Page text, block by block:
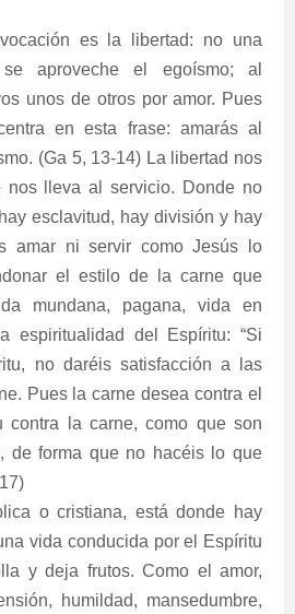
es la libertad: no una
aproveche el egoísmo; al
unos de otros por amor. Pues
en esta frase: amarás al
(Ga 5, 13-14) La libertad nos
nos lleva al servicio. Donde no
esclavitud, hay división y hay
amar ni servir como Jesús lo
el estilo de la carne que
mundana, pagana, vida en
espiritualidad del Espíritu: “Si
no daréis satisfacción a las
Pues la carne desea contra el
contra la carne, como que son
de forma que no hacéis lo que
o cristiana, está donde hay
vida conducida por el Espíritu
y deja frutos. Como el amor,
humildad, mansedumbre,